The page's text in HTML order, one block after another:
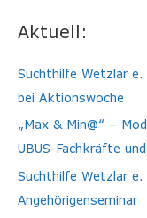
Aktuell:
Suchthilfe Wetzlar
bei Aktionswoche
„Max & Min@“ –
UBUS-Fachkräfte
Suchthilfe Wetzlar
Angehörigenseminar